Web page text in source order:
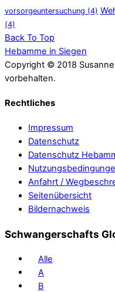
vorsorgeuntersuchung (4)
(4)
Back To Top
Hebamme in Siegen
Copyright © 2018
vorbehalten.
Rechtliches
Impressum
Datenschutz
Datenschutz
Anfahrt /
Seitenübersicht
Bildernachweis
Schwangerschafts
Alle
A
B